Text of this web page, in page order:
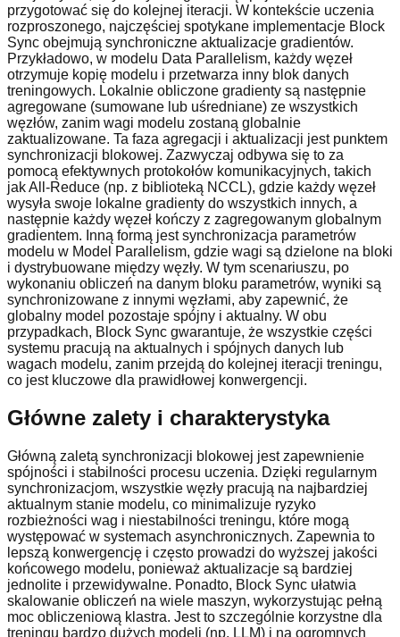
przygotować się do kolejnej iteracji. W kontekście uczenia
rozproszonego, najczęściej spotykane implementacje Block
Sync obejmują synchroniczne aktualizacje gradientów.
Przykładowo, w modelu Data Parallelism, każdy węzeł
otrzymuje kopię modelu i przetwarza inny blok danych
treningowych. Lokalnie obliczone gradienty są następnie
agregowane (sumowane lub uśredniane) ze wszystkich
węzłów, zanim wagi modelu zostaną globalnie
zaktualizowane. Ta faza agregacji i aktualizacji jest punktem
synchronizacji blokowej. Zazwyczaj odbywa się to za
pomocą efektywnych protokołów komunikacyjnych, takich
jak All-Reduce (np. z biblioteką NCCL), gdzie każdy węzeł
wysyła swoje lokalne gradienty do wszystkich innych, a
następnie każdy węzeł kończy z zagregowanym globalnym
gradientem. Inną formą jest synchronizacja parametrów
modelu w Model Parallelism, gdzie wagi są dzielone na bloki
i dystrybuowane między węzły. W tym scenariuszu, po
wykonaniu obliczeń na danym bloku parametrów, wyniki są
synchronizowane z innymi węzłami, aby zapewnić, że
globalny model pozostaje spójny i aktualny. W obu
przypadkach, Block Sync gwarantuje, że wszystkie części
systemu pracują na aktualnych i spójnych danych lub
wagach modelu, zanim przejdą do kolejnej iteracji treningu,
co jest kluczowe dla prawidłowej konwergencji.
Główne zalety i charakterystyka
Główną zaletą synchronizacji blokowej jest zapewnienie
spójności i stabilności procesu uczenia. Dzięki regularnym
synchronizacjom, wszystkie węzły pracują na najbardziej
aktualnym stanie modelu, co minimalizuje ryzyko
rozbieżności wag i niestabilności treningu, które mogą
występować w systemach asynchronicznych. Zapewnia to
lepszą konwergencję i często prowadzi do wyższej jakości
końcowego modelu, ponieważ aktualizacje są bardziej
jednolite i przewidywalne. Ponadto, Block Sync ułatwia
skalowanie obliczeń na wiele maszyn, wykorzystując pełną
moc obliczeniową klastra. Jest to szczególnie korzystne dla
treningu bardzo dużych modeli (np. LLM) i na ogromnych